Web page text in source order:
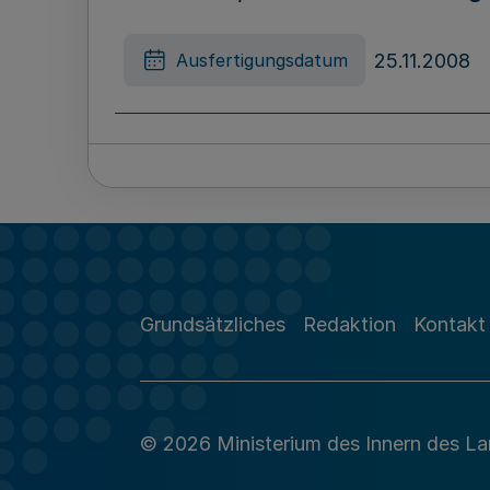
Ausfertigungsdatum 25.11.2008
Verordnung zu Mitteilungen in
Grundsätzliches Redaktion Kontakt
© 2026 Ministerium des Innern des